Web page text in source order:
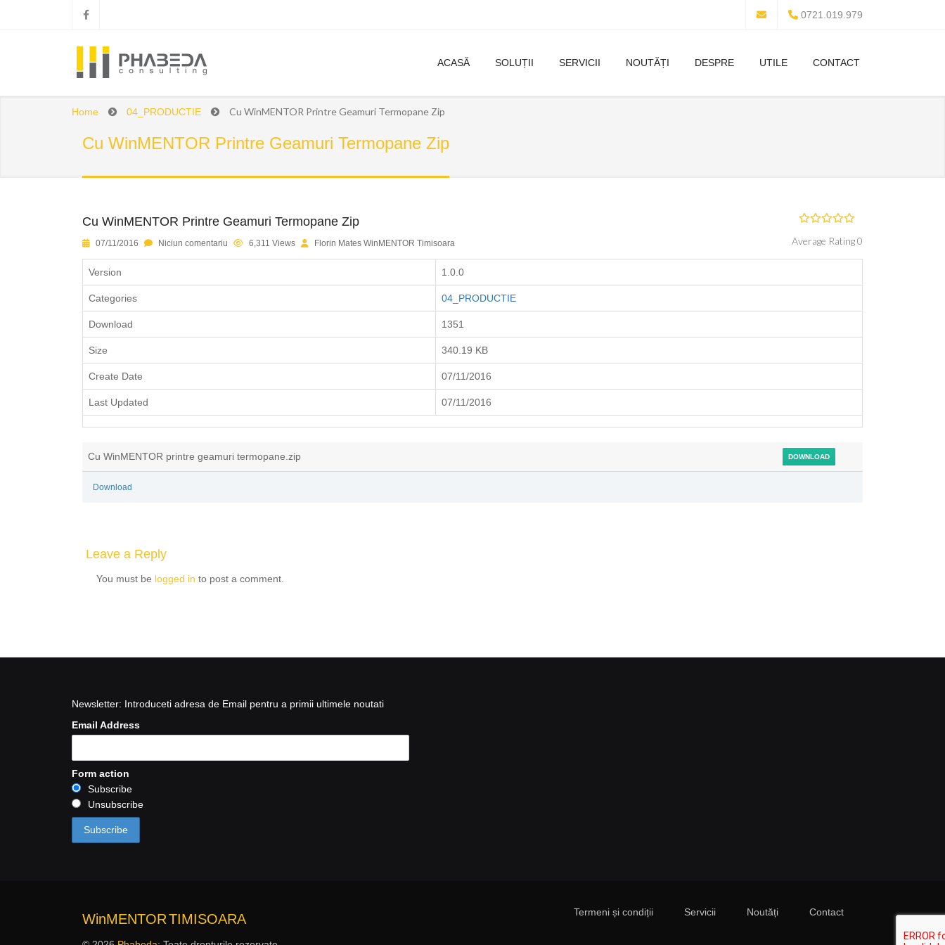
0721.019.979
ACASĂ SOLUȚII SERVICII NOUTĂȚI DESPRE UTILE CONTACT
Cu WinMENTOR Printre Geamuri Termopane Zip
Home 04_PRODUCTIE Cu WinMENTOR Printre Geamuri Termopane Zip
Cu WinMENTOR Printre Geamuri Termopane Zip
1 2 3 4 5
Average Rating 0
07/11/2016 Niciun comentariu 6,311 Views Florin Mates WinMENTOR Timisoara
Version 1.0.0
Categories 04_PRODUCTIE
Download 1351
Size 340.19 KB
Create Date 07/11/2016
Last Updated 07/11/2016
Cu WinMENTOR printre geamuri termopane.zip DOWNLOAD
Download
Leave a Reply
You must be logged in to post a comment.
Newsletter: Introduceti adresa de Email pentru a primii ultimele noutati
Email Address
Form action
Subscribe
Unsubscribe
WinMENTORTIMISOARA Termeni și condiții Servicii Noutăți Contact